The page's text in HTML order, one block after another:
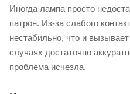
Иногда лампа просто
патрон. Из-за слабого
нестабильно, что и
случаях достаточно
проблема исчезла.